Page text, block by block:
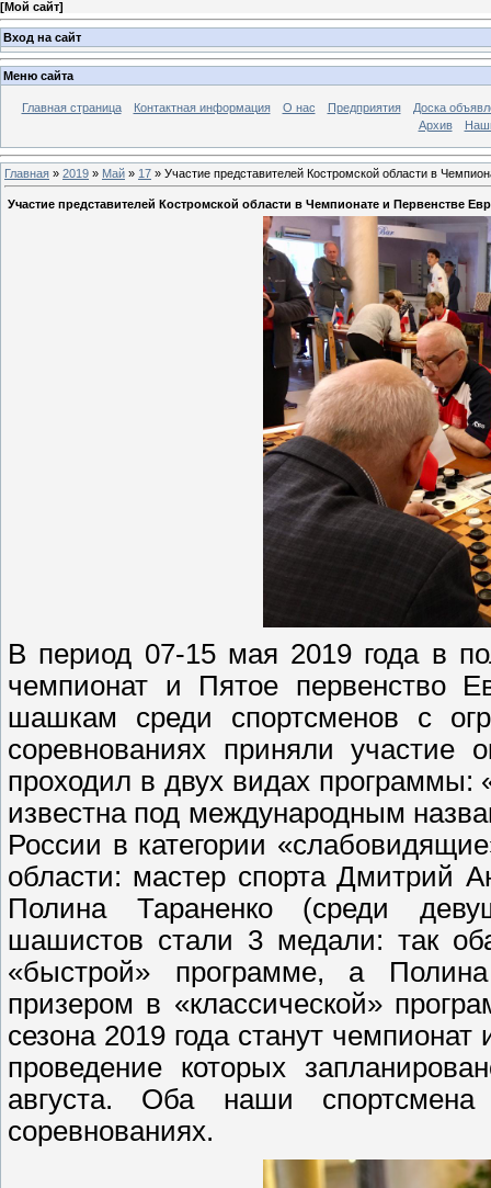
[Мой сайт]
Вход на сайт
Меню сайта
Главная страница Контактная информация О нас Предприятия
Доска
Архив
Главная » 2019 » Май » 17 » Участие представителей Костромской области в
Участие представителей Костромской области в Чемпионате и Первенстве
В период 07-15 мая 2019 года в
чемпионат и Пятое первенство
шашкам среди спортсменов с
соревнованиях приняли участие
проходил в двух видах программы:
известна под международным
России в категории
области: мастер спорта Дмитрий
Полина Тараненко (среди
шашистов стали 3 медали: так
«быстрой» программе, а
призером в «классической»
сезона 2019 года станут
проведение которых
августа. Оба наши
соревнованиях.